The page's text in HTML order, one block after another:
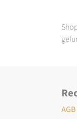
AGB